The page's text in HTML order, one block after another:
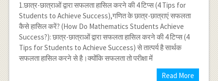
1.छात्र-छात्राओं द्वारा सफलता हासिल करने की 4 टिप्स (4 Tips for
Students to Achieve Success),गणित के छात्र-छात्राएं सफलता
कैसे हासिल करें? (How Do Mathematics Students Achieve
Success?): छात्र-छात्राओं द्वारा सफलता हासिल करने की 4 टिप्स (4
Tips for Students to Achieve Success) से तात्पर्य है सार्थक
सफलता हासिल करने से है।क्योंकि सफलता तो परीक्षा में
Read More